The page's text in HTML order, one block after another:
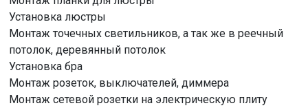
Установка люстры
Монтаж точечных светильников, а так же в реечный
потолок, деревянный потолок
Установка бра
Монтаж розеток, выключателей, диммера
Монтаж сетевой розетки на электрическую плиту